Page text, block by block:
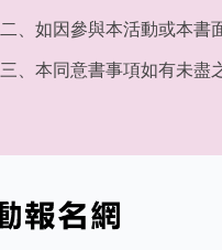
二、如因參與本活動或本書
三、本同意書事項如有未盡